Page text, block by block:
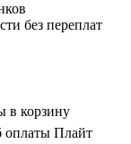
без переплат
в корзину
оплаты Плайт